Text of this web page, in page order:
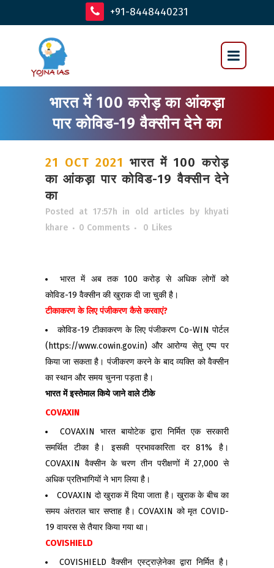
+91-8448440231
भारत में 100 करोड़ का आंकड़ा
पार कोविड-19 वैक्सीन देने का
21 OCT 2021 भारत में 100 करोड़
का आंकड़ा पार कोविड-19 वैक्सीन देने
का
Posted at 17:57h in old articles by
khyati
khare
0 Comments 0 Likes
भारत में अब तक 100 करोड़ से अधिक लोगों को
कोविड-19 वैक्सीन की खुराक दी जा चुकी है।
टीकाकरण के लिए पंजीकरण कैसे करवाएं?
कोविड-19 टीकाकरण के लिए पंजीकरण Co-WIN पोर्टल
( https://www.cowin.gov.in) और आरोग्य सेतु एप्प पर
किया जा सकता है। पंजीकरण करने के बाद व्यक्ति को वैक्सीन
का स्थान और समय चुनना पड़ता है।
भारत में इस्तेमाल किये जाने वाले टीके
COVAXIN
COVAXIN भारत बायोटेक द्वारा निर्मित एक सरकारी
समर्थित टीका है। इसकी प्रभावकारिता दर 81% है।
COVAXIN वैक्सीन के चरण तीन परीक्षणों में 27,000 से
अधिक प्रतिभागियों ने भाग लिया है।
COVAXIN दो खुराक में दिया जाता है। खुराक के बीच का
समय अंतराल चार सप्ताह है। COVAXIN को मृत COVID-
19 वायरस से तैयार किया गया था।
COVISHIELD
COVISHIELD वैक्सीन एस्ट्राज़ेनेका द्वारा निर्मित है।